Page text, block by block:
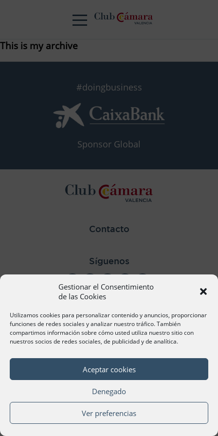
Gestionar el Consentimiento
de las Cookies
Utilizamos cookies para personalizar contenido y anuncios, proporcionar
funciones de redes sociales y analizar nuestro tráfico. También
compartimos información sobre cómo usted utiliza nuestro sitio con
nuestros socios de redes sociales, de publicidad y de analítica.
Aceptar cookies
Denegado
Ver preferencias
This is my archive
#doingbusiness
Sponsor Global
Contacto
Síguenos
©Cámara Oficial de Comercio, Industria, Servicios y
Navegación de València 2020